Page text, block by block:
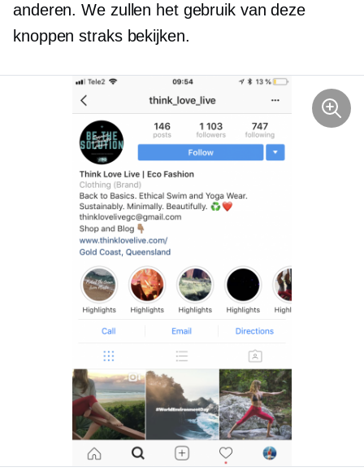
anderen. We zullen het gebruik van deze
knoppen straks bekijken.